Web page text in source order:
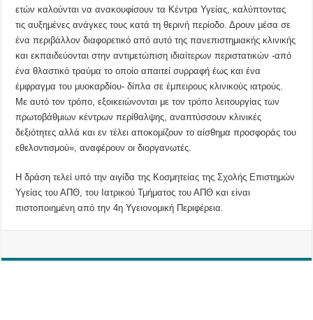
ετών καλούνται να ανακουφίσουν τα Κέντρα Υγείας, καλύπτοντας
τις αυξημένες ανάγκες τους κατά τη θερινή περίοδο. Δρουν μέσα σε
ένα περιβάλλον διαφορετικό από αυτό της πανεπιστημιακής κλινικής
και εκπαιδεύονται στην αντιμετώπιση ιδιαίτερων περιστατικών -από
ένα θλαστικό τραύμα το οποίο απαιτεί συρραφή έως και ένα
έμφραγμα του μυοκαρδίου- δίπλα σε έμπειρους κλινικούς ιατρούς.
Με αυτό τον τρόπο, εξοικειώνονται με τον τρόπο λειτουργίας των
πρωτοβάθμιων κέντρων περίθαλψης, αναπτύσσουν κλινικές
δεξιότητες αλλά και εν τέλει αποκομίζουν το αίσθημα προσφοράς του
εθελοντισμού», αναφέρουν οι διοργανωτές.
Η δράση τελεί υπό την αιγίδα της Κοσμητείας της Σχολής Επιστημών
Υγείας του ΑΠΘ, του Ιατρικού Τμήματος του ΑΠΘ και είναι
πιστοποιημένη από την 4η Υγειονομική Περιφέρεια.